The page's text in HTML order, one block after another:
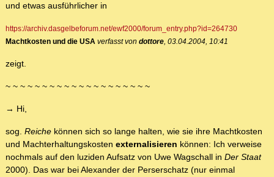
und etwas ausführlicher in
https://archiv.dasgelbeforum.net/ewf2000/forum_entry.php?id=264730
Machtkosten und die USA verfasst von dottore , 03.04.2004, 10:41
zeigt.
~ ~ ~ ~ ~ ~ ~ ~ ~ ~ ~ ~ ~ ~ ~ ~ ~ ~ ~ ~
→ Hi,
sog. Reiche können sich so lange halten, wie sie ihre Machtkosten
und Machterhaltungskosten externalisieren können: Ich verweise
nochmals auf den luziden Aufsatz von Uwe Wagschall in Der Staat
2000). Das war bei Alexander der Perserschatz (nur einmal